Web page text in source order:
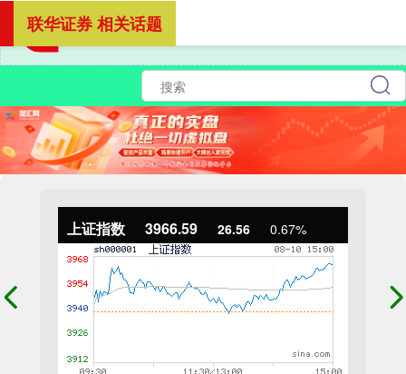
上证指数 3966.59 26.56 0.67%
联华证券 相关话题